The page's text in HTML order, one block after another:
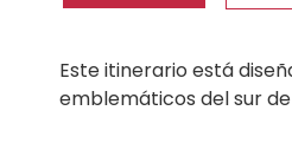
Este itinerario está
emblemáticos del sur de